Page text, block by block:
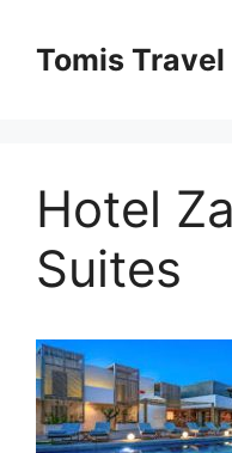
conținutTomis Travel
Hotel
Suites